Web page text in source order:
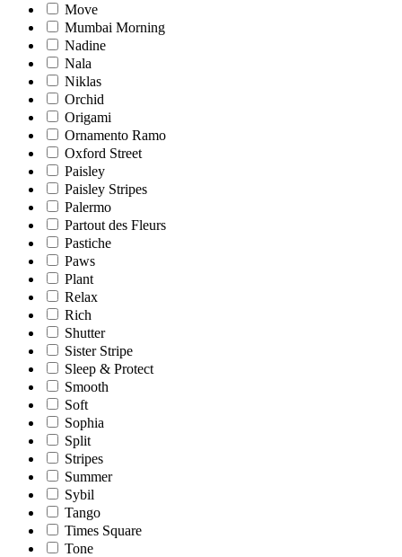
Move
Mumbai Morning
Nadine
Nala
Niklas
Orchid
Origami
Ornamento Ramo
Oxford Street
Paisley
Paisley Stripes
Palermo
Partout des Fleurs
Pastiche
Paws
Plant
Relax
Rich
Shutter
Sister Stripe
Sleep & Protect
Smooth
Soft
Sophia
Split
Stripes
Summer
Sybil
Tango
Times Square
Tone